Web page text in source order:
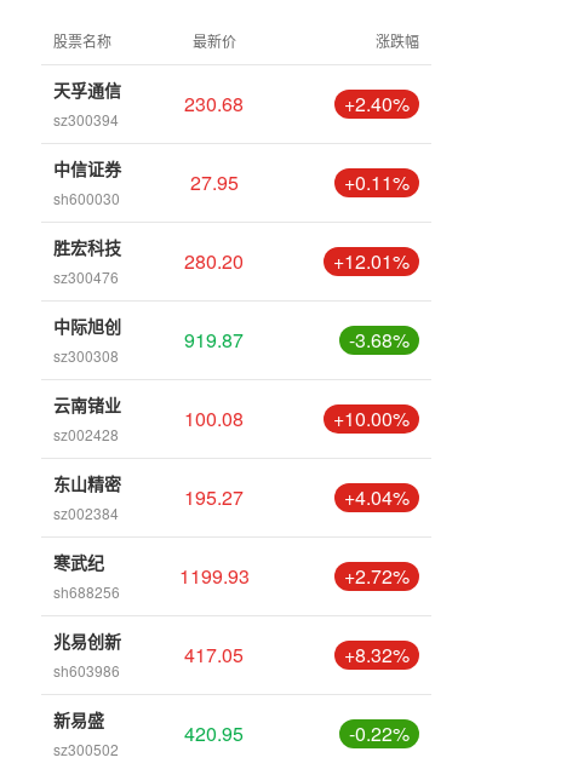
股票名称 最新价 涨跌幅
天孚通信
sz300394
230.68 +2.40%
中信证券
sh600030
27.95 +0.11%
胜宏科技
sz300476
280.20 +12.01%
中际旭创
sz300308
919.87 -3.68%
云南锗业
sz002428
100.08 +10.00%
东山精密
sz002384
195.27 +4.04%
寒武纪
sh688256
1199.93 +2.72%
兆易创新
sh603986
417.05 +8.32%
新易盛
sz300502
420.95 -0.22%